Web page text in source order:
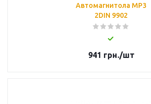
Автомагнитола MP3
2DIN 9902
941 грн./шт